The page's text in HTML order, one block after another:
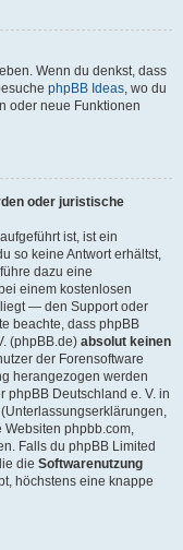
Wenn du denkst, dass
phpBB Ideas, wo du
oder neue Funktionen
oder juristische
ist, ist ein
so keine Antwort erhältst,
dazu eine
einem kostenlosen
liegt — den Support oder
beachte, dass phpBB
(phpBB.de) absolut keinen
der Forensoftware
herangezogen werden
phpBB Deutschland e. V. in
Websiten phpbb.com,
Falls du phpBB Limited
die Softwarenutzung
höchstens eine knappe